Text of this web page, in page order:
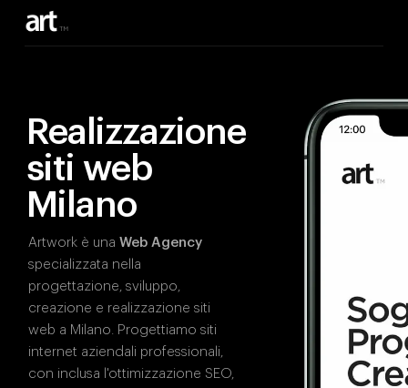
Realizzazione
siti web
Milano
Artwork è una Web Agency
specializzata nella
progettazione, sviluppo,
creazione e realizzazione siti
web a Milano. Progettiamo siti
internet aziendali professionali,
con inclusa l'ottimizzazione SEO,